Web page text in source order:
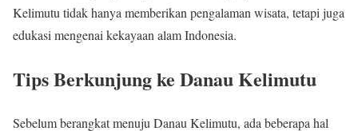
Kelimutu tidak hanya memberikan pengalaman wisata, tetapi juga
edukasi mengenai kekayaan alam Indonesia.
Tips Berkunjung ke Danau Kelimutu
Sebelum berangkat menuju Danau Kelimutu, ada beberapa hal